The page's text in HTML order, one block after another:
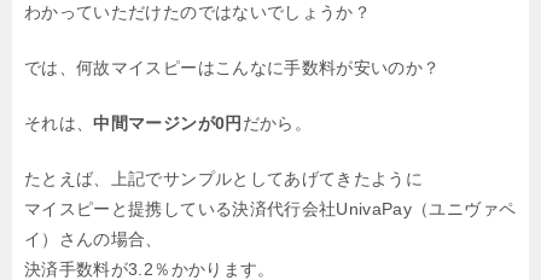
わかっていただけたのではないでしょうか？
では、何故マイスピーはこんなに手数料が安いのか？
それは、中間マージンが0円 だから。
たとえば、上記でサンプルとしてあげてきたように
マイスピーと提携している決済代行会社UnivaPay（ユニヴァペ
イ）さんの場合、
決済手数料が3.2％かかります。